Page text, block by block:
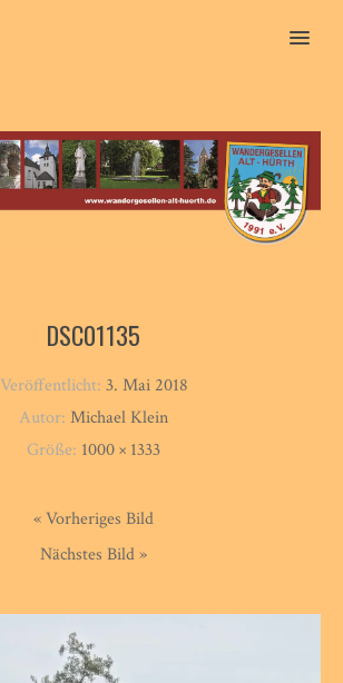
MENU
DSC01135
Veröffentlicht: 3. Mai 2018
Autor: Michael Klein
Größe: 1000 × 1333
« Vorheriges Bild
Nächstes Bild »